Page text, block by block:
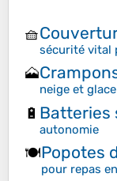
🧺
sécurité vital
🗻
neige et glace
🔋 Batteries
autonomie
🍽️Popotes
pour repas